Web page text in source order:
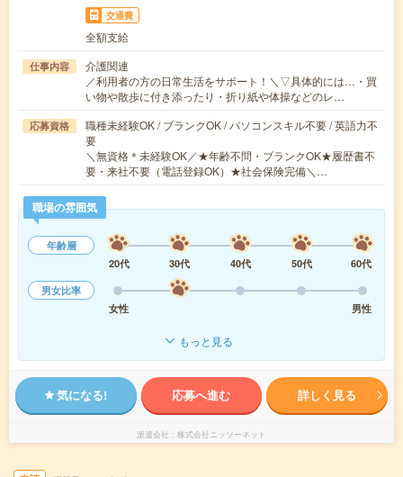
交通費
全額支給
仕事内容
介護関連
／利用者の方の日常生活をサポート！＼▽具体的には…・買
い物や散歩に付き添ったり・折り紙や体操などのレ…
応募資格
職種未経験OK / ブランクOK / パソコンスキル不要 / 英語力不
要
＼無資格＊未経験OK／★年齢不問・ブランクOK★履歴書不
要・来社不要（電話登録OK）★社会保険完備＼…
職場の雰囲気
年齢層
20代
30代 40代 50代
60代
男女比率
女性
男性
もっと見る
気になる! 応募へ進む 詳しく見る
派遣会社 株式会社ニッソーネット